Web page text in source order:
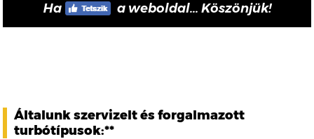
Ha a weboldal... Köszönjük!
Általunk szervizelt és forgalmazott
turbótípusok:**